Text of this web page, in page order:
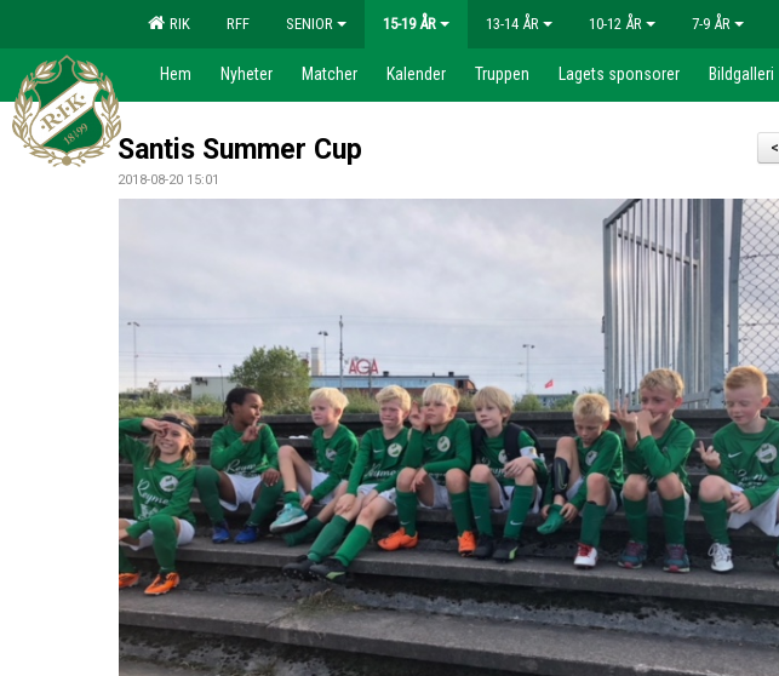
RIK RFF SENIOR 15-19 ÅR 13-14 ÅR 10-12 ÅR 7-9 ÅR
Hem Nyheter Matcher Kalender Truppen Lagets sponsorer Bildgalleri
<
Santis Summer Cup
2018-08-20 15:01